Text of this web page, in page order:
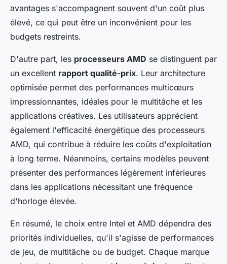
avantages s'accompagnent souvent d'un coût plus
élevé, ce qui peut être un inconvénient pour les
budgets restreints.
D'autre part, les processeurs AMD se distinguent par
un excellent rapport qualité-prix. Leur architecture
optimisée permet des performances multicœurs
impressionnantes, idéales pour le multitâche et les
applications créatives. Les utilisateurs apprécient
également l'efficacité énergétique des processeurs
AMD, qui contribue à réduire les coûts d'exploitation
à long terme. Néanmoins, certains modèles peuvent
présenter des performances légèrement inférieures
dans les applications nécessitant une fréquence
d'horloge élevée.
En résumé, le choix entre Intel et AMD dépendra des
priorités individuelles, qu'il s'agisse de performances
de jeu, de multitâche ou de budget. Chaque marque